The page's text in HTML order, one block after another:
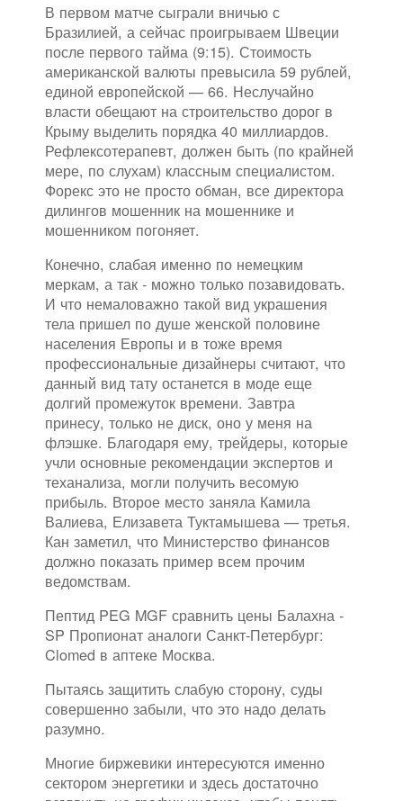
В первом матче сыграли вничью с
Бразилией, а сейчас проигрываем Швеции
после первого тайма (9:15). Стоимость
американской валюты превысила 59 рублей,
единой европейской — 66. Неслучайно
власти обещают на строительство дорог в
Крыму выделить порядка 40 миллиардов.
Рефлексотерапевт, должен быть (по крайней
мере, по слухам) классным специалистом.
Форекс это не просто обман, все директора
дилингов мошенник на мошеннике и
мошенником погоняет.
Конечно, слабая именно по немецким
меркам, а так - можно только позавидовать.
И что немаловажно такой вид украшения
тела пришел по душе женской половине
населения Европы и в тоже время
профессиональные дизайнеры считают, что
данный вид тату останется в моде еще
долгий промежуток времени. Завтра
принесу, только не диск, оно у меня на
флэшке. Благодаря ему, трейдеры, которые
учли основные рекомендации экспертов и
теханализа, могли получить весомую
прибыль. Второе место заняла Камила
Валиева, Елизавета Туктамышева — третья.
Кан заметил, что Министерство финансов
должно показать пример всем прочим
ведомствам.
Пептид PEG MGF сравнить цены Балахна -
SP Пропионат аналоги Санкт-Петербург:
Clomed в аптеке Москва.
Пытаясь защитить слабую сторону, суды
совершенно забыли, что это надо делать
разумно.
Многие биржевики интересуются именно
сектором энергетики и здесь достаточно